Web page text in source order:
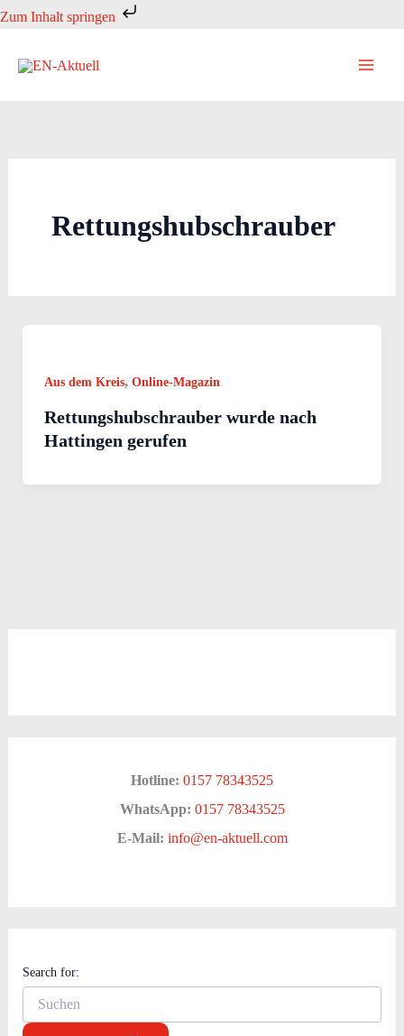
Zum Inhalt springen
Zum
springen
Rettungshubschrauber
Aus dem Kreis, Online-Magazin
Rettungshubschrauber wurde nach
Hattingen gerufen
Hotline: 0157 78343525
WhatsApp: 0157 78343525
E-Mail: info@en-aktuell.com
Search for: